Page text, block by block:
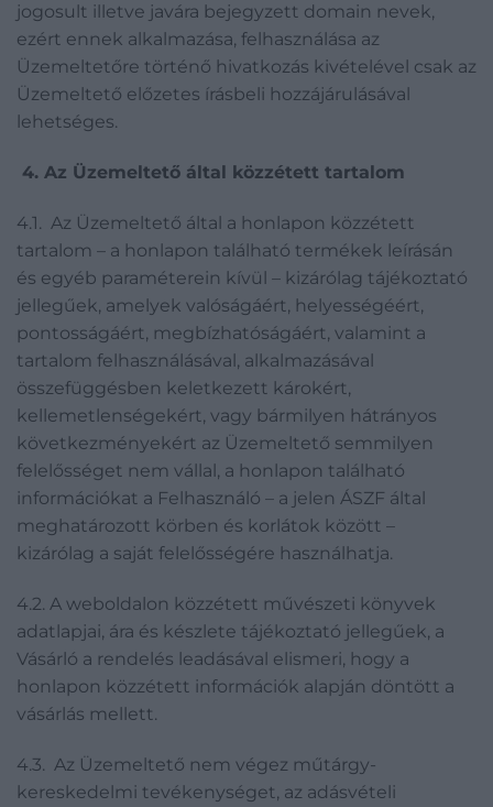
jogosult illetve javára bejegyzett domain nevek,
ezért ennek alkalmazása, felhasználása az
Üzemeltetőre történő hivatkozás kivételével csak az
Üzemeltető előzetes írásbeli hozzájárulásával
lehetséges.
4. Az Üzemeltető által közzétett tartalom
4.1. Az Üzemeltető által a honlapon közzétett
tartalom – a honlapon található termékek leírásán
és egyéb paraméterein kívül – kizárólag tájékoztató
jellegűek, amelyek valóságáért, helyességéért,
pontosságáért, megbízhatóságáért, valamint a
tartalom felhasználásával, alkalmazásával
összefüggésben keletkezett károkért,
kellemetlenségekért, vagy bármilyen hátrányos
következményekért az Üzemeltető semmilyen
felelősséget nem vállal, a honlapon található
információkat a Felhasználó – a jelen ÁSZF által
meghatározott körben és korlátok között –
kizárólag a saját felelősségére használhatja.
4.2. A weboldalon közzétett művészeti könyvek
adatlapjai, ára és készlete tájékoztató jellegűek, a
Vásárló a rendelés leadásával elismeri, hogy a
honlapon közzétett információk alapján döntött a
vásárlás mellett.
4.3. Az Üzemeltető nem végez műtárgy-
kereskedelmi tevékenységet, az adásvételi